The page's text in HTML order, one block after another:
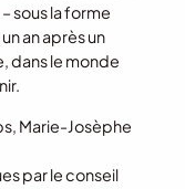
sous la forme
an après un
dans le monde
Marie-Josèphe
par le conseil